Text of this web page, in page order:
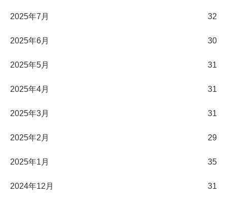
2025年7月 32
2025年6月 30
2025年5月 31
2025年4月 31
2025年3月 31
2025年2月 29
2025年1月 35
2024年12月 31